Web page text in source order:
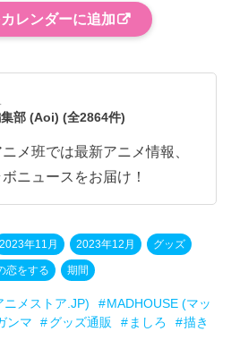
レンダーに追加
集部 (Aoi)(全2864件)
メ班では最新アニメ情報、
ニュースをお届け！
2023年11月 2023年12月 グッズ
恋をする 期間
メストア.JP)
MADHOUSE (マッ
ンマ グッズ通販 ましろ
描き